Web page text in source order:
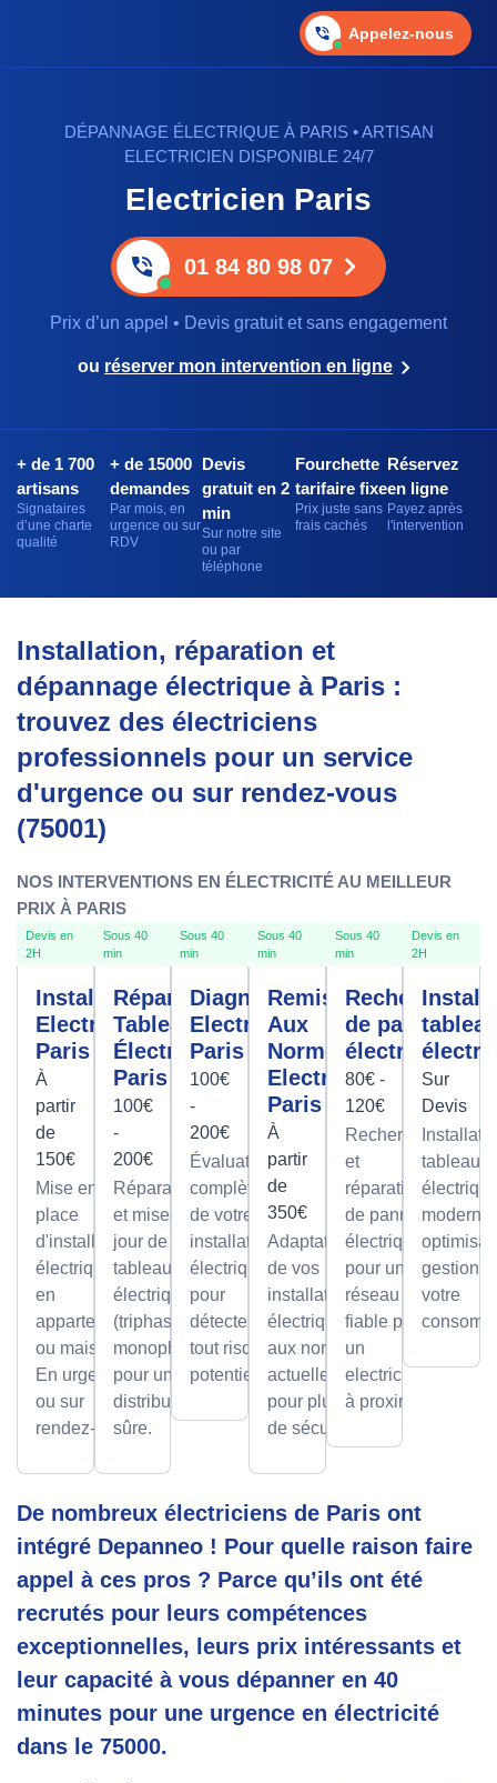
Appelez-nous
DÉPANNAGE ÉLECTRIQUE À PARIS • ARTISAN
ELECTRICIEN DISPONIBLE 24/7
Electricien Paris
01 84 80 98 07
Prix d’un appel • Devis gratuit et sans engagement
ou réserver mon intervention en ligne
+ de 1 700
artisans
Signataires
d’une charte
qualité
+ de 15000
demandes
Par mois, en
urgence ou sur
RDV
Devis
gratuit en 2
min
Sur notre site
ou par
téléphone
Fourchette
tarifaire fixe
Prix juste sans
frais cachés
Réservez
en ligne
Payez après
l'intervention
Installation, réparation et
dépannage électrique à Paris :
trouvez des électriciens
professionnels pour un service
d'urgence ou sur rendez-vous
(75001)
NOS INTERVENTIONS EN ÉLECTRICITÉ AU MEILLEUR
PRIX À PARIS
Devis en
2H
Installation
Electrique
Paris
À
partir
de
150€
Mise en
place
d'installations
électriques
en
appartement
ou maison.
En urgence
ou sur
rendez-vous
Sous 40
min
Réparation
Tableau
Électrique
Paris
100€
-
200€
Réparations
et mises à
jour de
tableaux
électriques
(triphasé ou
monophasé)
pour une
distribution
sûre.
Sous 40
min
Diagnostic
Electrique
Paris
100€
-
200€
Évaluation
complète
de votre
installation
électrique
pour
détecter
tout risque
potentiel.
Sous 40
min
Remise
Aux
Normes
Electrique
Paris
À
partir
de
350€
Adaptation
de vos
installations
électriques
aux normes
actuelles
pour plus
de sécurité.
Sous 40
min
Recherche
de panne
électrique
80€ -
120€
Recherche
et
réparation
de pannes
électriques
pour un
réseau
fiable par
un
electricien
à proximité
Devis en
2H
Sur
Devis
tableaux
gestion
votre
De nombreux électriciens de Paris ont
intégré Depanneo ! Pour quelle raison faire
appel à ces pros ? Parce qu’ils ont été
recrutés pour leurs compétences
exceptionnelles, leurs prix intéressants et
leur capacité à vous dépanner en 40
minutes pour une urgence en électricité
dans le 75000.